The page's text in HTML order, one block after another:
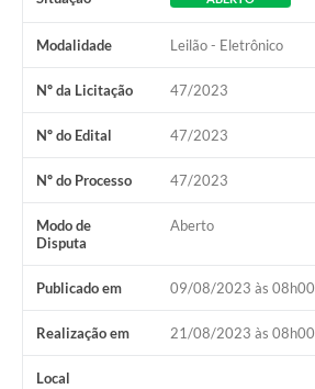
Modalidade Leilão - Eletrônico
Nº da Licitação 47/2023
Nº do Edital 47/2023
Nº do Processo 47/2023
Modo de
Disputa
Aberto
Publicado em 09/08/2023 às 08h00
Realização em 21/08/2023 às 08h00
Local